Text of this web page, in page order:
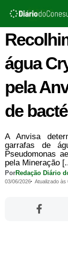
para
conteúdo
água
pela
de
A Anvisa
garrafas de
Pseudomonas
pela Mineração
PorRedação Diário
03/06/2026 Atualizado às